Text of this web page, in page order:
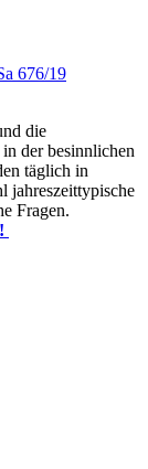
676/19
die
der besinnlichen
täglich in
jahreszeittypische
Fragen.